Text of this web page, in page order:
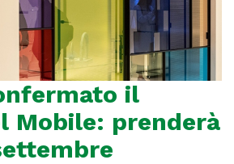
il
Mobile: prenderà